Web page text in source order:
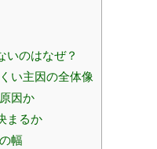
いのはなぜ？
い主因の全体像
因か
まるか
幅